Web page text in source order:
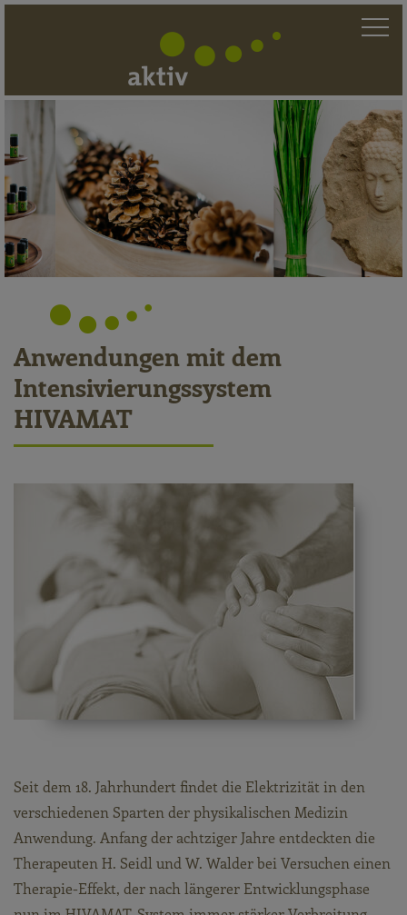
Anwendungen mit dem
Intensivierungssystem
HIVAMAT
Seit dem 18. Jahrhundert findet die Elektrizität in den
verschiedenen Sparten der physikalischen Medizin
Anwendung. Anfang der achtziger Jahre entdeckten die
Therapeuten H. Seidl und W. Walder bei Versuchen einen
Therapie-Effekt, der nach längerer Entwicklungsphase